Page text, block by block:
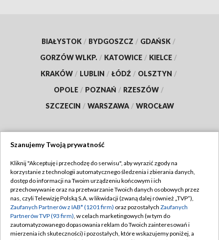
BIAŁYSTOK / BYDGOSZCZ / GDAŃSK /
GORZÓW WLKP. / KATOWICE / KIELCE /
KRAKÓW / LUBLIN / ŁÓDŹ / OLSZTYN /
OPOLE / POZNAŃ / RZESZÓW /
SZCZECIN / WARSZAWA / WROCŁAW
TVP
Abonament TVP
Emisja w TVP
Centrum informacji TVP
Naziemna Telewizja Cyfrowa
Regulamin TVP
Polityka prywatności
Moje zgody
Szanujemy Twoją prywatność
Kliknij "Akceptuję i przechodzę do serwisu", aby wyrazić zgody na
korzystanie z technologii automatycznego śledzenia i zbierania danych,
dostęp do informacji na Twoim urządzeniu końcowym i ich
przechowywanie oraz na przetwarzanie Twoich danych osobowych przez
nas, czyli Telewizję Polską S.A. w likwidacji (zwaną dalej również „TVP”),
Zaufanych Partnerów z IAB* (1201 firm) oraz pozostałych Zaufanych
Partnerów TVP (93 firm), w celach marketingowych (w tym do
zautomatyzowanego dopasowania reklam do Twoich zainteresowań i
mierzenia ich skuteczności) i pozostałych, które wskazujemy poniżej, a